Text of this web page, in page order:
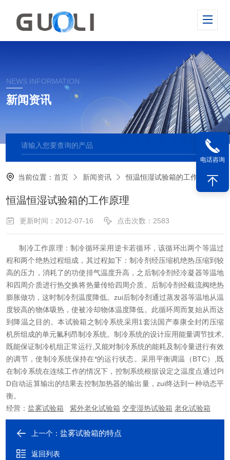
NEWS INFORMATION
新闻资讯
当前位置：首页 新闻资讯 恒温恒湿试验箱的工作原理
恒温恒湿试验箱的工作原理
更新时间：2012-07-16 点击次数：2583
制冷工作原理：制冷循环采用逆卡若循环，该循环出两个等温过
程和两个绝热过程组成，其过程如下：制冷剂经压缩机绝热压缩到较
高的压力，消耗了的功使排气温度升高，之后制冷剂经冷凝器等温地
和四周介质进行热交换将热量传给四周介质。后制冷剂经截流阀绝热
膨胀做功，这时制冷剂温度降低。zui后制冷剂通过蒸发器等温地从温
度较高的物体吸热，使被冷却物体温度降低。此循环周而复始从而达
到降温之目的。本试验箱之制冷系统采用1套法国产泰康全封闭压缩
机所组成的单元氟利昂制冷系统。制冷系统的设计应用能量调节技术,
既能保证制冷机组正常运行,又能对制冷系统的能耗及制冷量进行有效
的调节，使制冷系统保持在*的运行状态。采用平衡调温（BTC）,既
在制冷系统在连续工作的情况下，控制系统根据设定之温度点通过PI
D自动运算输出的结果去控制加热器的输出量，zui终达到一种动态平
衡。
经营： 盐雾试验箱 紫外老化试验箱 交变湿热试验箱 老化试验箱
上一个：盐雾试验箱的特点
返回列表
电话咨询